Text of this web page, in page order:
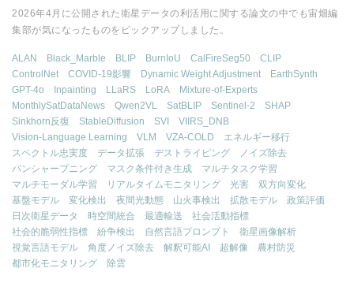
2026年4月に公開された衛星データの利活用に関する論文の中でも宙畑編
集部が気になったものをピックアップしました。
ALAN Black_Marble BLIP BurnIoU CalFireSeg50
CLIP
ControlNet
COVID-19影響 Dynamic Weight Adjustment
EarthSynth
GPT-4o
Inpainting LLaRS LoRA
Mixture-of-Experts
MonthlySatDataNews
Qwen2VL SatBLIP Sentinel-2
SHAP
Sinkhorn反復
StableDiffusion SVI
VIIRS_DNB
Vision-Language Learning
VLM VZA-COLD
エネルギー移行
スペクトル忠実度
データ拡張 デストライピング
ノイズ除去
パンシャープニング
マスク条件付き生成
マルチタスク学習
マルチモーダル学習
リアルタイムモニタリング 光害
双方向変化
基盤モデル
変化検出 夜間光動態 山火事検出 拡散モデル
政策評価
日次衛星データ
時空間統合 最適輸送
社会活動指標
社会的脆弱性指標
紛争検出 自然言語プロンプト
衛星画像解析
視覚言語モデル
角度ノイズ除去 解釈可能AI 超解像
農村防災
都市化モニタリング
除雲